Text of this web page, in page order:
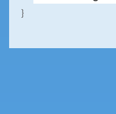
}